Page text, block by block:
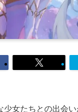
少女たちとの出会